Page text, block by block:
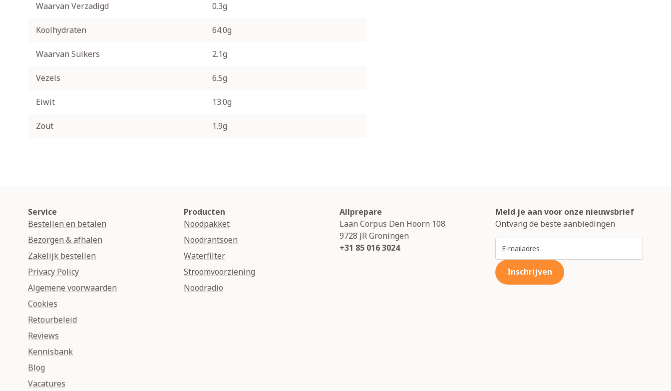
Waarvan Verzadigd 0.3g
Koolhydraten 64.0g
Waarvan Suikers 2.1g
Vezels 6.5g
Eiwit 13.0g
Zout 1.9g
Service
Bestellen en betalen
Bezorgen & afhalen
Zakelijk bestellen
Privacy Policy
Algemene voorwaarden
Cookies
Retourbeleid
Reviews
Kennisbank
Blog
Vacatures
Producten
Noodpakket
Noodrantsoen
Waterfilter
Stroomvoorziening
Noodradio
Allprepare
Laan Corpus Den Hoorn 108
9728 JRGroningen
+31 85 016 3024
Meld je aan voor onze nieuwsbrief
Ontvang de beste aanbiedingen
E-mailadres
Inschrijven